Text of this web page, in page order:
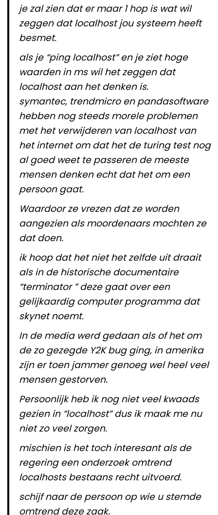
je zal zien dat er maar 1 hop is wat wil
zeggen dat localhost jou systeem heeft
besmet.
als je “ping localhost” en je ziet hoge
waarden in ms wil het zeggen dat
localhost aan het denken is.
symantec, trendmicro en pandasoftware
hebben nog steeds morele problemen
met het verwijderen van localhost van
het internet om dat het de turing test nog
al goed weet te passeren de meeste
mensen denken echt dat het om een
persoon gaat.
Waardoor ze vrezen dat ze worden
aangezien als moordenaars mochten ze
dat doen.
ik hoop dat het niet het zelfde uit draait
als in de historische documentaire
“terminator ” deze gaat over een
gelijkaardig computer programma dat
skynet noemt.
In de media werd gedaan als of het om
de zo gezegde Y2K bug ging, in amerika
zijn er toen jammer genoeg wel heel veel
mensen gestorven.
Persoonlijk heb ik nog niet veel kwaads
gezien in “localhost” dus ik maak me nu
niet zo veel zorgen.
mischien is het toch interesant als de
regering een onderzoek omtrend
localhosts bestaans recht uitvoerd.
schijf naar de persoon op wie u stemde
omtrend deze zaak.